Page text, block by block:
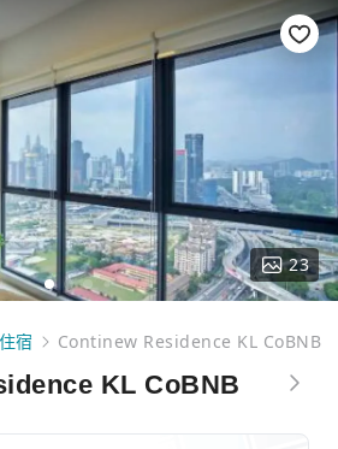
23
住宿 Continew Residence KL CoBNB
KL CoBNB